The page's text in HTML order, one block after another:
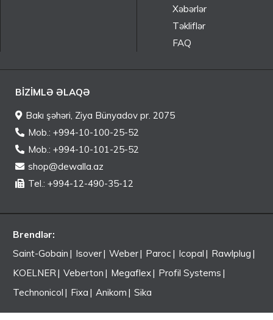
Xəbərlər
Təkliflər
FAQ
BIZIMLƏ ƏLAQƏ
Bakı şəhəri, Ziya Bünyadov pr. 2075
Mob.: +994-10-100-25-52
Mob.: +994-10-101-25-52
shop@dewalla.az
Tel.: +994-12-490-35-12
Brendlər:
Saint-Gobain
Isover Weber Paroc Icopal
Rawlplug
KOELNER
Veberton Megaflex
Profil Systems
Technonicol
Fixa Anikom Sika